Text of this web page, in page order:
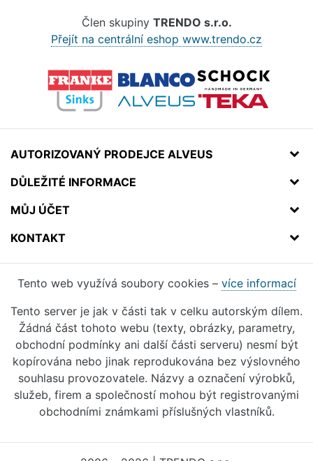
Člen skupiny TRENDO s.r.o.
Přejít na centrální eshop www.trendo.cz
AUTORIZOVANÝ PRODEJCE ALVEUS
DŮLEŽITÉ INFORMACE
MŮJ ÚČET
KONTAKT
Tento web využívá soubory cookies – více informací
Tento server je jak v části tak v celku autorským dílem.
Žádná část tohoto webu (texty, obrázky, parametry,
obchodní podmínky ani další části serveru) nesmí být
kopírována nebo jinak reprodukována bez výslovného
souhlasu provozovatele. Názvy a označení výrobků,
služeb, firem a společností mohou být registrovanými
obchodními známkami příslušných vlastníků.